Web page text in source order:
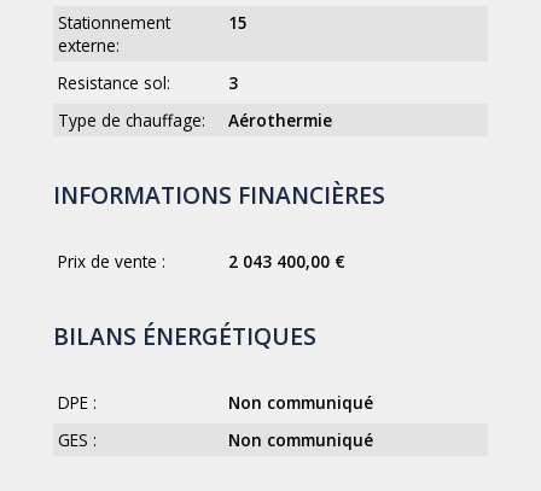
Stationnement
externe:
15
Resistance sol:
3
Type de chauffage:
Aérothermie
INFORMATIONS FINANCIÈRES
Prix de vente : 2 043 400,00 €
BILANS ÉNERGÉTIQUES
DPE :
Non communiqué
GES :
Non communiqué